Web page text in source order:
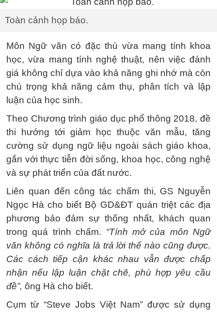
Toàn cảnh họp báo.
Môn Ngữ văn có đặc thù vừa mang tính khoa
học, vừa mang tính nghệ thuật, nên việc đánh
giá không chỉ dựa vào khả năng ghi nhớ mà còn
chú trọng khả năng cảm thụ, phân tích và lập
luận của học sinh.
Theo Chương trình giáo dục phổ thông 2018, đề
thi hướng tới giảm học thuộc văn mẫu, tăng
cường sử dụng ngữ liệu ngoài sách giáo khoa,
gắn với thực tiễn đời sống, khoa học, công nghệ
và sự phát triển của đất nước.
Liên quan đến công tác chấm thi, GS Nguyễn
Ngọc Hà cho biết Bộ GD&ĐT quán triệt các địa
phương bảo đảm sự thống nhất, khách quan
trong quá trình chấm. “Tính mở của môn Ngữ
văn không có nghĩa là trả lời thế nào cũng được.
Các cách tiếp cận khác nhau vẫn được chấp
nhận nếu lập luận chặt chẽ, phù hợp yêu cầu
đề”, ông Hà cho biết.
Cụm từ “Steve Jobs Việt Nam” được sử dụng